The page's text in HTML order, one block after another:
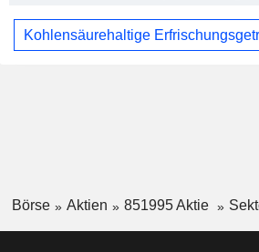
Kohlensäurehaltige
Börse Aktien 851995 Aktie